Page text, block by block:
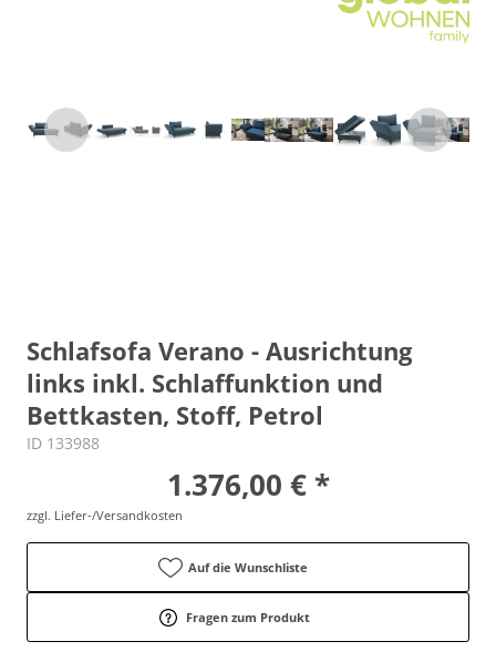
Schlafsofa Verano - Ausrichtung
links inkl. Schlaffunktion und
Bettkasten, Stoff, Petrol
ID 133988
1.376,00 € *
zzgl. Liefer-/Versandkosten
Auf die Wunschliste
Fragen zum Produkt